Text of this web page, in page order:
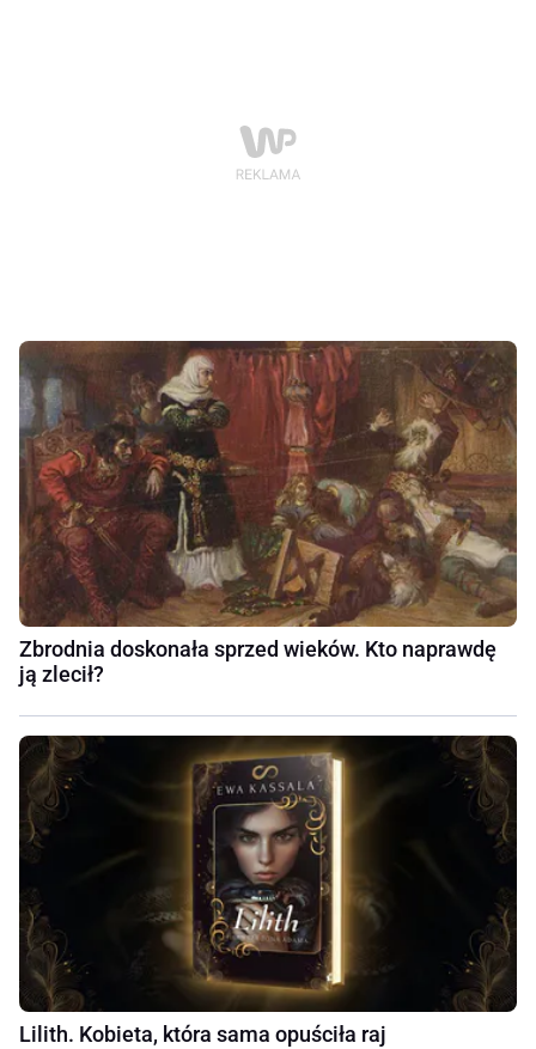
Zbrodnia doskonała sprzed wieków. Kto naprawdę
ją zlecił?
Lilith. Kobieta, która sama opuściła raj